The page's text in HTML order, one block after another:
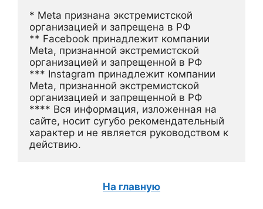
* Meta признана экстремистской
организацией и запрещена в РФ
** Facebook принадлежит компании
Meta, признанной экстремистской
организацией и запрещенной в РФ
*** Instagram принадлежит компании
Meta, признанной экстремистской
организацией и запрещенной в РФ
**** Вся информация, изложенная на
сайте, носит сугубо рекомендательный
характер и не является руководством к
действию.
На главную